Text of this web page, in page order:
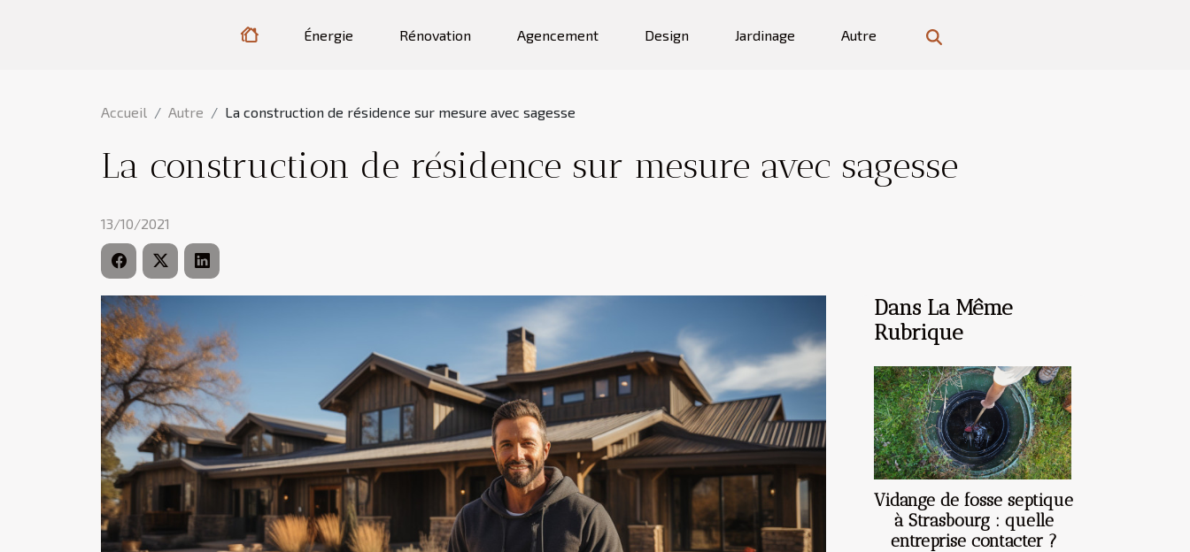
Énergie Rénovation Agencement Design Jardinage Autre
Accueil Autre La construction de résidence sur mesure avec sagesse
La construction de résidence sur mesure avec sagesse
13/10/2021
Dans La Même
Rubrique
Vidange de fosse septique
à Strasbourg : quelle
entreprise contacter ?